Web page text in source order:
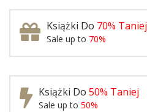
Książki Do 70% Taniej
Sale up to 70%
Książki Do 50% Taniej
Sale up to 50%